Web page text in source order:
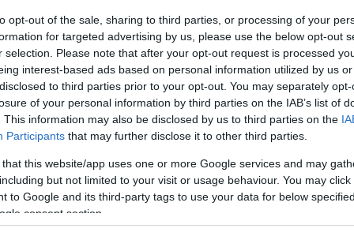
opt-out of the sale, sharing to third parties, or processing of your
for targeted advertising by us, please use the below opt-out
selection. Please note that after your opt-out request is processed
interest-based ads based on personal information utilized by us
to third parties prior to your opt-out. You may separately
of your personal information by third parties on the IAB’s list of
This information may also be disclosed by us to third parties on the
Participants that may further disclose it to other third parties.
that this website/app uses one or more Google services and may
but not limited to your visit or usage behaviour. You may
to Google and its third-party tags to use your data for below
consent section.
inviate solo agli operatori che hanno già esaurito le
suddivise in anticipo tra i partner all’ingrosso in
stazione a stazione. La seguente citazione è una
che è stata inviata a diverse stazioni di servizio più
di prodotto diesel che Le è stata fornita dalle
3 del Decreto governativo n. 52/2026 (III.9.).
(associazione delle stazioni di servizio
di fornitura più ampio. Se una parte delle